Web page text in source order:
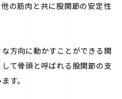
の筋肉と共に股関節の安定性
方向に動かすことができる関
て骨頭と呼ばれる股関節の支
す。